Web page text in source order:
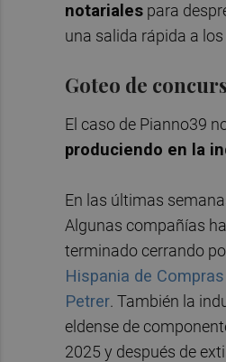
notariales para
una salida rápida a
Goteo de
El caso de Pianno39
produciendo en la
En las últimas
Algunas compañías
terminado cerrando
Hispania de
Petrer. También la
eldense de
2025 y después de